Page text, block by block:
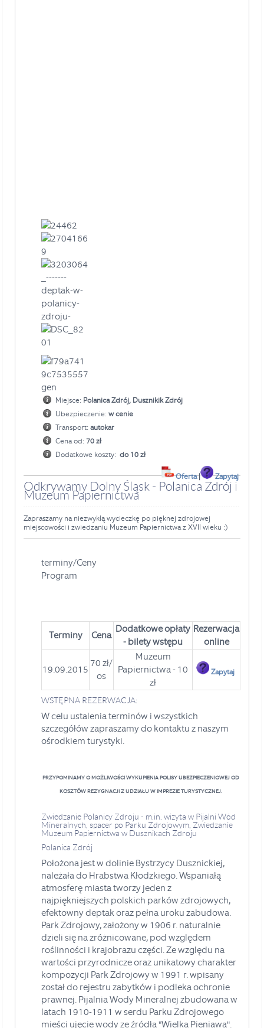
Miejsce: Polanica Zdrój, Dusznikik Zdrój
Ubezpieczenie:w cenie
Transport:autokar
Cena od:70 zł
Dodatkowe koszty: do 10 zł
Oferta| Zapytaj
Odkrywamy Dolny Śląsk - Polanica Zdrój i
Muzeum Papiernictwa
Zapraszamy na niezwykłą wycieczkę po pięknej zdrojowej
miejscowości i zwiedzaniu Muzeum Papiernictwa z XVII wieku :)
terminy/Ceny
Program
Terminy Cena
Dodatkoweopłaty
- bilety wstępu
Rezerwacja
online
19.09.2015
70 zł/
os
Muzeum
Papiernictwa - 10
zł
Zapytaj
WSTĘPNA REZERWACJA:
W celu ustalenia terminów i wszystkich
szczegółów zapraszamy do kontaktu z naszym
ośrodkiem turystyki.
PRZYPOMINAMY O MOŻLIWOŚCI WYKUPIENIA POLISY UBEZPIECZENIOWEJ OD
KOSZTÓW REZYGNACJI Z UDZIAŁU W IMPREZIE TURYSTYCZNEJ.
Zwiedzanie Polanicy Zdroju - m.in. wizyta w Pijalni Wód
Mineralnych, spacer po Parku Zdrojowym, Zwiedzanie
Muzeum Papiernictwa w Dusznikach Zdroju
Polanica Zdrój
Położona jest w dolinie Bystrzycy Dusznickiej,
należała do Hrabstwa Kłodzkiego. Wspaniałą
atmosferę miasta tworzy jeden z
najpiękniejszych polskich parków zdrojowych,
efektowny deptak oraz pełna uroku zabudowa.
Park Zdrojowy, założony w 1906 r. naturalnie
dzieli się na zróżnicowane, pod względem
roślinności i krajobrazu części. Ze względu na
wartości przyrodnicze oraz unikatowy charakter
kompozycji Park Zdrojowy w 1991 r. wpisany
został do rejestru zabytków i podleka ochronie
prawnej. Pijalnia Wody Mineralnej zbudowana w
latach 1910-1911 w serdu Parku Zdrojowego
mieści ujęcie wody ze źródła "Wielka Pieniawa".